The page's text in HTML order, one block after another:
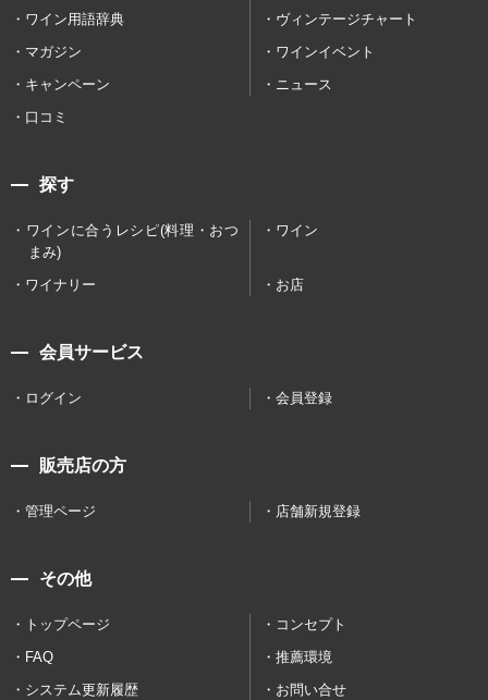
ワイン用語辞典
ヴィンテージチャート
マガジン
ワインイベント
キャンペーン
ニュース
口コミ
探す
ワインに合うレシピ(料理・おつ
まみ)
ワイン
ワイナリー お店
会員サービス
ログイン 会員登録
販売店の方
管理ページ 店舗新規登録
その他
トップページ
コンセプト
FAQ
推薦環境
システム更新履歴
お問い合せ